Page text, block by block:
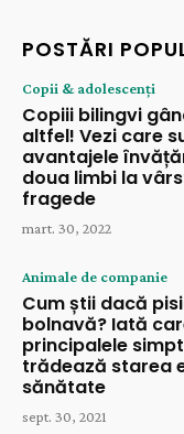
POSTĂRI
Copii & adolescenți
Copiii bilingvi
altfel! Vezi care
avantajele
doua limbi la
fragede
mart. 30, 2022
Animale de companie
Cum știi dacă
bolnavă? Iată
principalele
trădează starea
sănătate
sept. 30, 2021